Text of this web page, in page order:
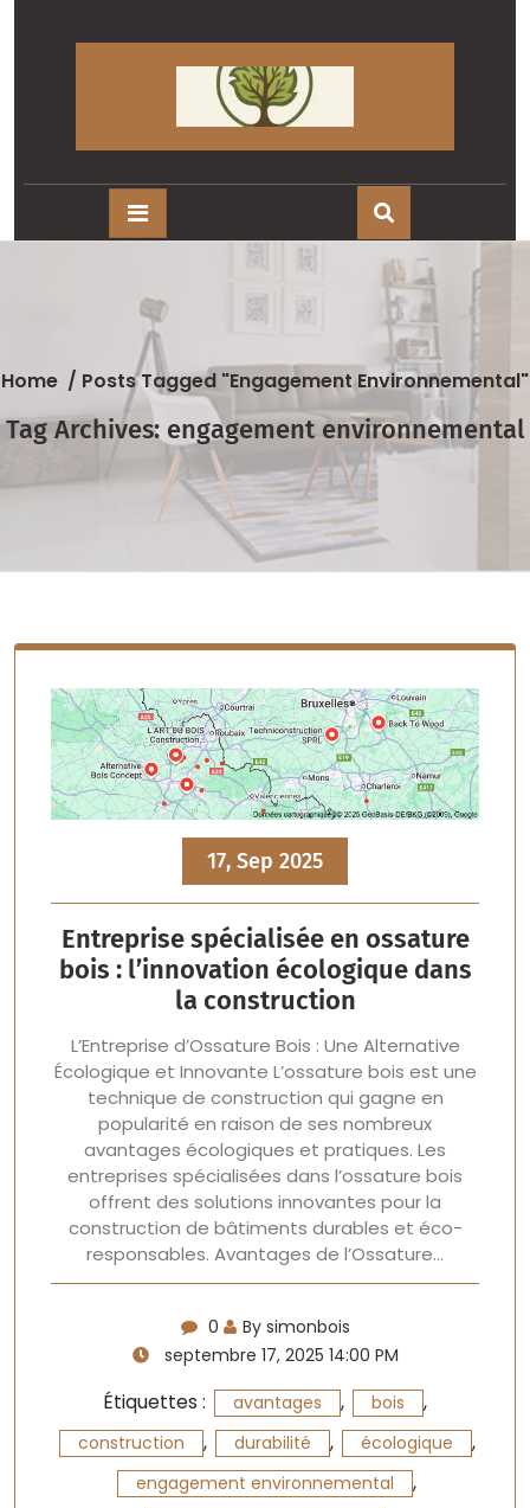
Home / Posts Tagged "engagement Environnemental"
Tag Archives: engagement environnemental
17, Sep 2025
Entreprise spécialisée en ossature
bois : l’innovation écologique dans
la construction
L’Entreprise d’Ossature Bois : Une Alternative
Écologique et Innovante L’ossature bois est une
technique de construction qui gagne en
popularité en raison de ses nombreux
avantages écologiques et pratiques. Les
entreprises spécialisées dans l’ossature bois
offrent des solutions innovantes pour la
construction de bâtiments durables et éco-
responsables. Avantages de l’Ossature…
0
By simonbois
septembre 17, 2025 14:00 PM
Étiquettes : avantages , bois ,
construction , durabilité , écologique ,
engagement environnemental ,